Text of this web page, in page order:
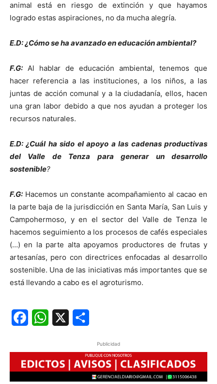
animal está en riesgo de extinción y que hayamos
logrado estas aspiraciones, no da mucha alegría.
E.D: ¿Cómo se ha avanzado en educación ambiental?
F.G: Al hablar de educación ambiental, tenemos que
hacer referencia a las instituciones, a los niños, a las
juntas de acción comunal y a la ciudadanía, ellos, hacen
una gran labor debido a que nos ayudan a proteger los
recursos naturales.
E.D: ¿Cuál ha sido el apoyo a las cadenas productivas
del Valle de Tenza para generar un desarrollo
sostenible?
F.G: Hacemos un constante acompañamiento al cacao en
la parte baja de la jurisdicción en Santa María, San Luis y
Campohermoso, y en el sector del Valle de Tenza le
hacemos seguimiento a los procesos de cafés especiales
(…) en la parte alta apoyamos productores de frutas y
artesanías, pero con directrices enfocadas al desarrollo
sostenible. Una de las iniciativas más importantes que se
está llevando a cabo es el agroturismo.
FacebookWhatsApp
Publicidad